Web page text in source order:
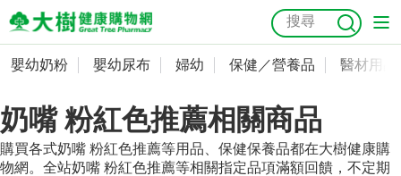
嬰幼奶粉
嬰幼尿布
婦幼
抗菌 尿布 大樹獨家 益生菌 魚油 幼兒米餅
奶瓶奶嘴
會員資料及密碼修改
常用收件人清單
訂單查詢
嬰幼奶粉 嬰幼尿布 婦幼 保健／營養品 醫材用品
奶嘴 粉紅色推薦相關商品
購買各式奶嘴 粉紅色推薦等用品、保健保養品都在大樹健康購
物網。全站奶嘴 粉紅色推薦等相關指定品項滿額回饋，不定期